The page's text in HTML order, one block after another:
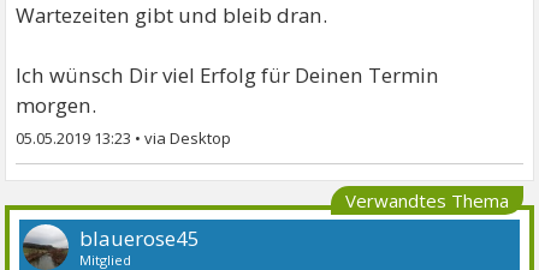
Wartezeiten gibt und bleib dran.
Ich wünsch Dir viel Erfolg für Deinen Termin
morgen.
05.05.2019 13:23 •
Verwandtes Thema
blauerose45
Mitglied